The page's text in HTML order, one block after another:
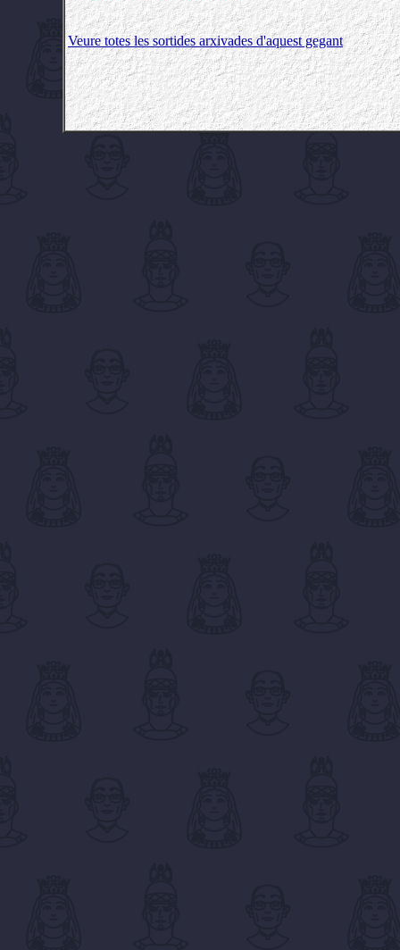
Veure totes les sortides arxivades d'aquest gegant